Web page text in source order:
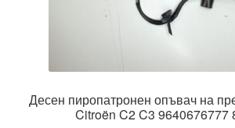
Десен пиропатронен опъвач на
Citroën C2 C3 9640676777